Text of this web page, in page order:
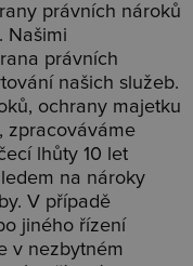
právních nároků
Našimi
právních
našich služeb.
ochrany majetku
zpracováváme
lhůty 10 let
na nároky
V případě
jiného řízení
v nezbytném